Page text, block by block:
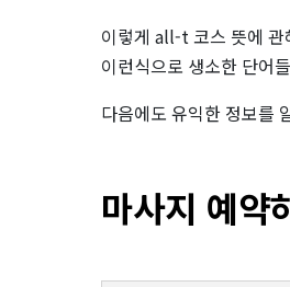
이렇게 all-t 코스 뜻에 관
이런식으로 생소한 단어
다음에도 유익한 정보를
마사지 예약